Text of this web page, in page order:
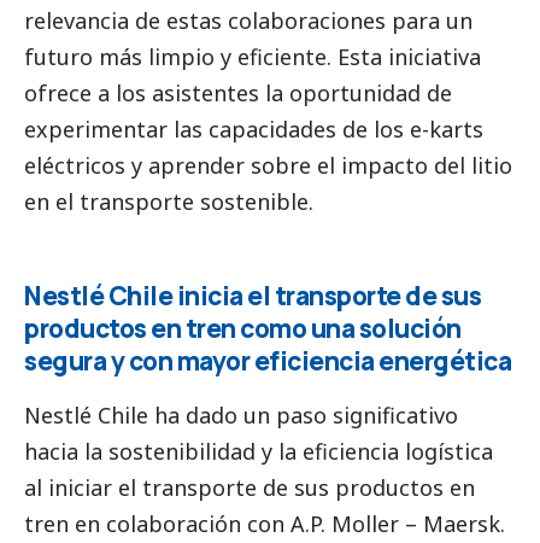
relevancia de estas colaboraciones para un
futuro más limpio y eficiente. Esta iniciativa
ofrece a los asistentes la oportunidad de
experimentar las capacidades de los e-karts
eléctricos y aprender sobre el impacto del litio
en el transporte sostenible.
Nestlé Chile inicia el transporte de sus
productos en tren como una solución
segura y con mayor eficiencia energética
Nestlé Chile ha dado un paso significativo
hacia la sostenibilidad y la eficiencia logística
al iniciar el transporte de sus productos en
tren en colaboración con A.P. Moller – Maersk.